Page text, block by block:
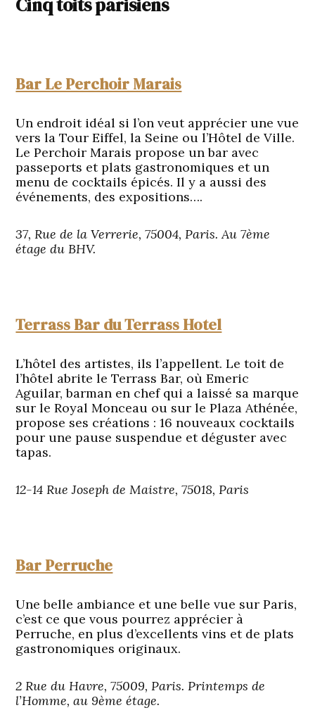
Cinq toits parisiens
Bar Le Perchoir Marais
Un endroit idéal si l’on veut apprécier une vue
vers la Tour Eiffel, la Seine ou l’Hôtel de Ville.
Le Perchoir Marais propose un bar avec
passeports et plats gastronomiques et un
menu de cocktails épicés. Il y a aussi des
événements, des expositions….
37, Rue de la Verrerie, 75004, Paris. Au 7ème
étage du BHV.
Terrass Bar du Terrass Hotel
L’hôtel des artistes, ils l’appellent. Le toit de
l’hôtel abrite le Terrass Bar, où Emeric
Aguilar, barman en chef qui a laissé sa marque
sur le Royal Monceau ou sur le Plaza Athénée,
propose ses créations : 16 nouveaux cocktails
pour une pause suspendue et déguster avec
tapas.
12-14 Rue Joseph de Maistre, 75018, Paris
Bar Perruche
Une belle ambiance et une belle vue sur Paris,
c’est ce que vous pourrez apprécier à
Perruche, en plus d’excellents vins et de plats
gastronomiques originaux.
2 Rue du Havre, 75009, Paris. Printemps de
l’Homme, au 9ème étage.